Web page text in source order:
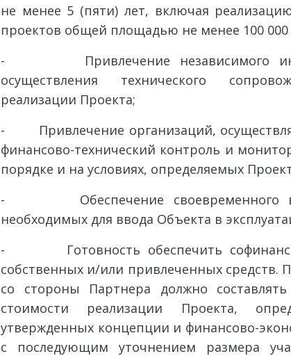
не менее 5 (пяти) лет, включая
проектов общей площадью не менее 100 000
- Привлечение независимого
осуществления технического
реализации Проекта;
- Привлечение организаций,
финансово-технический контроль и
порядке и на условиях, определяемых
- Обеспечение своевременного
необходимых для ввода Объекта в
- Готовность обеспечить
собственных и/или привлеченных средств.
со стороны Партнера должно
стоимости реализации Проекта,
утвержденных концепции и финансово-
с последующим уточнением размера